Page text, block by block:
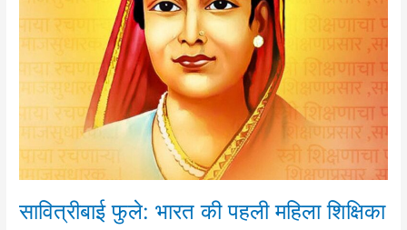
सावित्रीबाई फुले: भारत की पहली महिला शिक्षिका